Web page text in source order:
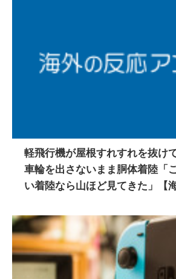
軽飛行機が屋根すれすれを抜け
車輪を出さないまま胴体着陸「
い着陸なら山ほど見てきた」【